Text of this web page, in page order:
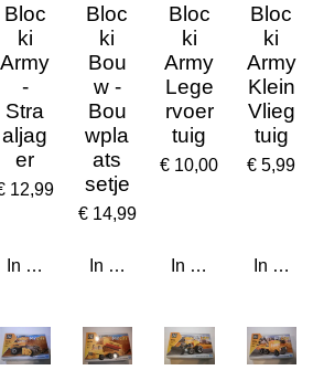
Bloc
ki
Army
-
Stra
aljag
er
12,99
In winkelwagen
Bloc
ki
Bou
w -
Bou
wpla
ats
setje
€ 14,99
In winkelwagen
Bloc
ki
Army
Lege
rvoer
tuig
€ 10,00
In winkelwagen
Bloc
ki
Army
Klein
Vlieg
tuig
€ 5,99
In